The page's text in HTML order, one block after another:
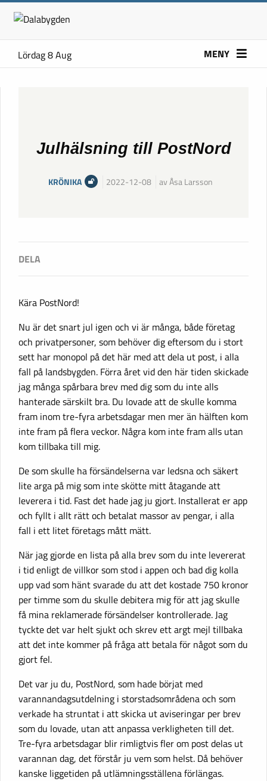
Lördag 8 Aug MENY
Julhälsning till PostNord
KRÖNIKA 2022-12-08 av Åsa Larsson
Kära PostNord!
Nu är det snart jul igen och vi är många, både företag
och privatpersoner, som behöver dig eftersom du i stort
sett har monopol på det här med att dela ut post, i alla
fall på landsbygden. Förra året vid den här tiden skickade
jag många spårbara brev med dig som du inte alls
hanterade särskilt bra. Du lovade att de skulle komma
fram inom tre-fyra arbetsdagar men mer än hälften kom
inte fram på flera veckor. Några kom inte fram alls utan
kom tillbaka till mig.
De som skulle ha försändelserna var ledsna och säkert
lite arga på mig som inte skötte mitt åtagande att
leverera i tid. Fast det hade jag ju gjort. Installerat er app
och fyllt i allt rätt och betalat massor av pengar, i alla
fall i ett litet företags mått mätt.
När jag gjorde en lista på alla brev som du inte levererat
i tid enligt de villkor som stod i appen och bad dig kolla
upp vad som hänt svarade du att det kostade 750 kronor
per timme som du skulle debitera mig för att jag skulle
få mina reklamerade försändelser kontrollerade. Jag
tyckte det var helt sjukt och skrev ett argt mejl tillbaka
att det inte kommer på fråga att betala för något som du
gjort fel.
Det var ju du, PostNord, som hade börjat med
varannandagsutdelning i storstadsområdena och som
verkade ha struntat i att skicka ut aviseringar per brev
som du lovade, utan att anpassa verkligheten till det.
Tre-fyra arbetsdagar blir rimligtvis fler om post delas ut
varannan dag, det förstår ju vem som helst. Då behöver
kanske liggetiden på utlämningsställena förlängas.